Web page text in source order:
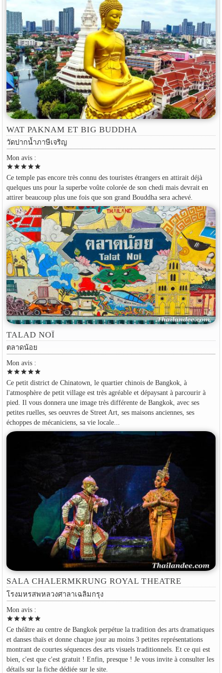
WAT PAKNAM ET BIG BUDDHA
วัดปากน้ำภาษีเจริญ
Mon avis :
starstarstarstarstar
Ce temple pas encore très connu des touristes étrangers en attirait déjà
quelques uns pour la superbe voûte colorée de son chedi mais devrait en
attirer beaucoup plus une fois que son grand Bouddha sera achevé.
TALAD NOÏ
ตลาดน้อย
Mon avis :
starstarstarstarstar
Ce petit district de Chinatown, le quartier chinois de Bangkok, à
l'atmosphère de petit village est très agréable et dépaysant à parcourir à
pied. Il vous donnera une image très différente de Bangkok, avec ses
petites ruelles, ses oeuvres de Street Art, ses maisons anciennes, ses
échoppes de mécaniciens, sa vie locale...
SALA CHALERMKRUNG ROYAL THEATRE
โรงมหรสพหลวงศาลาเฉลิมกรุง
Mon avis :
starstarstarstarstar
Ce théâtre au centre de Bangkok perpétue la tradition des arts dramatiques
et danses thaïs et donne chaque jour au moins 3 petites représentations
montrant de courtes séquences des arts visuels traditionnels. Et ce qui est
bien, c'est que c'est gratuit ! Enfin, presque ! Je vous invite à consulter les
détails sur la fiche dédiée sur le site.